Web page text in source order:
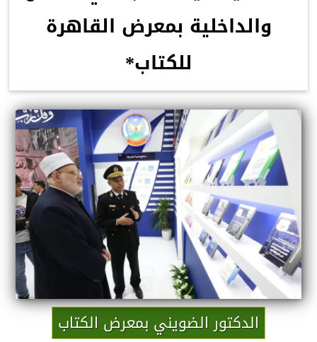
والداخلية بمعرض القاهرة
للكتاب*
الدكتور الضويني بمعرض الكتاب